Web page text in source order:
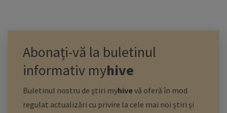
Abonați-vă la buletinul
informativ myhive
Buletinul nostru de știri myhivevă oferă în mod
regulat actualizări cu privire la cele mai noi știri și